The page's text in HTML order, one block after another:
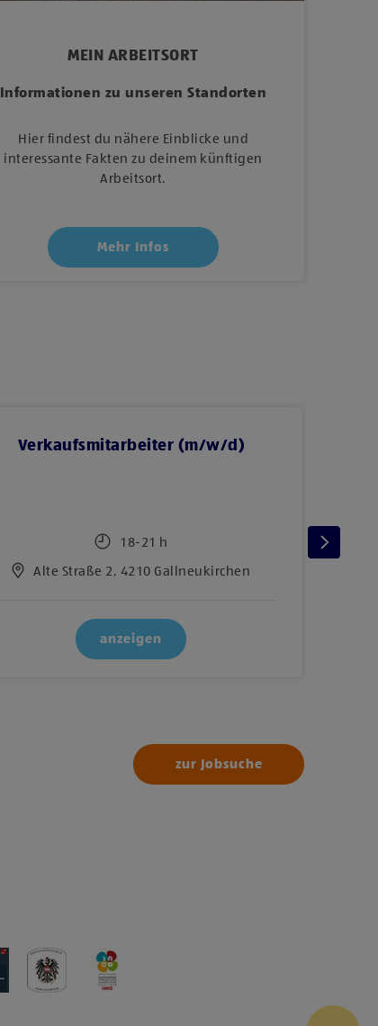
MEIN ARBEITSORT
Informationen zu unseren Standorten
Hier findest du nähere Einblicke und
interessante Fakten zu deinem künftigen
Arbeitsort.
Mehr Infos
Verkaufsmitarbeiter (m/w/d)
18-21 h
Alte Straße 2, 4210 Gallneukirchen
anzeigen
zur Jobsuche